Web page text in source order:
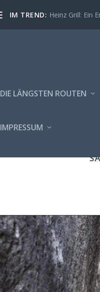
IM TREND: Heinz Grill: Ein
DIE LÄNGSTEN ROUTEN
IMPRESSUM